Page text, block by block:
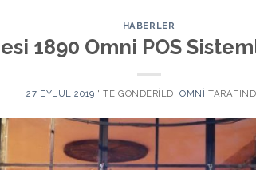
HABERLER
1890 Omni POS
27 EYLÜL 2019’' TE GÖNDERILDI OMNI